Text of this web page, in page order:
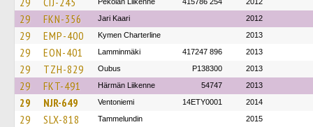
29 FKN-356 Jari Kaari 2012
29 EMP-400 Kymen Charterline 2013
29 EON-401 Lamminmäki 417247 896 2013
29 TZH-829 Oubus P138300 2013
29 FKT-491 Härmän Liikenne 54747 2013
29 NJR-649 Ventoniemi 14ETY0001 2014
29 SLX-818 Tammelundin 2015